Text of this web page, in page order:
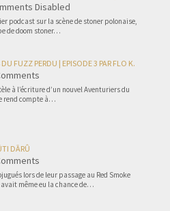
Disabled
podcast sur la scène de stoner polonaise,
de doom stoner…
DU FUZZ PERDU | EPISODE 3 PAR FLO K.
à l’écriture d’un nouvel Aventuriers du
rend compte à…
DĀRÛ
lors de leur passage au Red Smoke
avait même eu la chance de…